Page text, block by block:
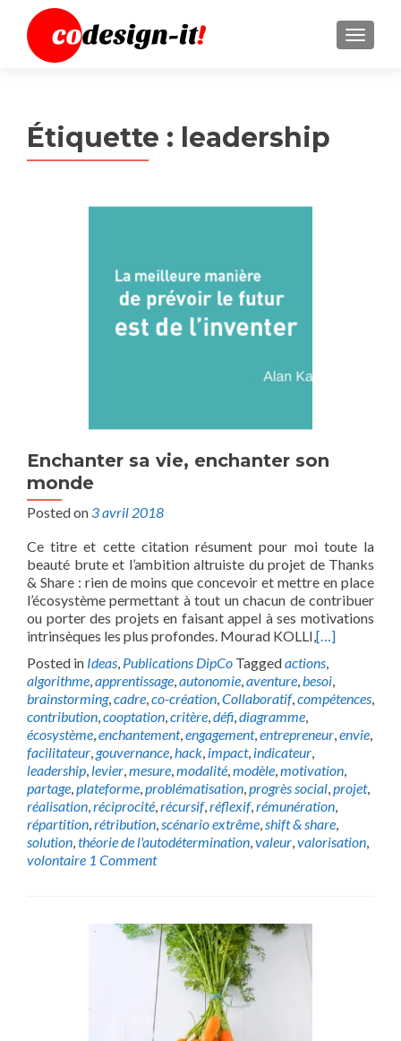
MENU
Étiquette : leadership
Enchanter sa vie, enchanter son
monde
Posted on 3 avril 2018
Ce titre et cette citation résument pour moi toute la
beauté brute et l’ambition altruiste du projet de Thanks
& Share : rien de moins que concevoir et mettre en place
l’écosystème permettant à tout un chacun de contribuer
ou porter des projets en faisant appel à ses motivations
intrinsèques les plus profondes. Mourad KOLLI,[…]
Posted in Ideas, Publications DipCo Taggedactions,
algorithme,apprentissage,autonomie,aventure,besoi,
brainstorming,cadre,co-création,Collaboratif,compétences,
contribution,cooptation,critère,défi,diagramme,
écosystème,enchantement,engagement,entrepreneur,envie,
facilitateur,gouvernance,hack, impact, indicateur,
leadership, levier,mesure,modalité,modèle,motivation,
partage,plateforme,problématisation,progrès social,projet,
réalisation,réciprocité,récursif,réflexif,rémunération,
répartition,rétribution,scénario extrême,shift & share,
solution,théorie de l'autodétermination,valeur,valorisation,
volontaire 1 Comment